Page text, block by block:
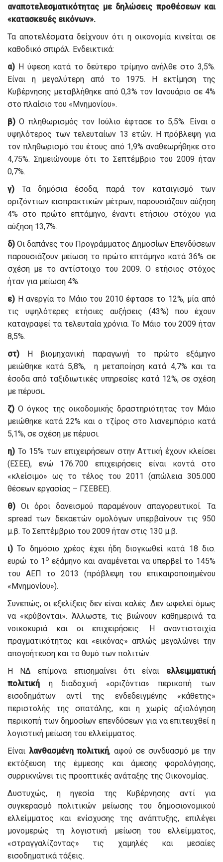
αναποτελεσματικότητας με δηλώσεις προθέσεων και
«κατασκευές εικόνων».
Τα αποτελέσματα δείχνουν ότι η οικονομία κινείται σε
καθοδικό σπιράλ. Ενδεικτικά:
α) Η ύφεση κατά το δεύτερο τρίμηνο ανήλθε στο 3,5%.
Είναι η μεγαλύτερη από το 1975. Η εκτίμηση της
Κυβέρνησης μεταβλήθηκε από 0,3% τον Ιανουάριο σε 4%
στο πλαίσιο του «Μνημονίου».
β) Ο πληθωρισμός τον Ιούλιο έφτασε το 5,5%. Είναι ο
υψηλότερος των τελευταίων 13 ετών. Η πρόβλεψη για
τον πληθωρισμό του έτους από 1,9% αναθεωρήθηκε στο
4,75%. Σημειώνουμε ότι το Σεπτέμβριο του 2009 ήταν
0,7%.
γ) Τα δημόσια έσοδα, παρά τον καταιγισμό των
οριζόντιων εισπρακτικών μέτρων, παρουσιάζουν αύξηση
4% στο πρώτο επτάμηνο, έναντι ετήσιου στόχου για
αύξηση 13,7%.
δ) Οι δαπάνες του Προγράμματος Δημοσίων Επενδύσεων
παρουσιάζουν μείωση το πρώτο επτάμηνο κατά 36% σε
σχέση με το αντίστοιχο του 2009. Ο ετήσιος στόχος
ήταν για μείωση 4%.
ε) Η ανεργία το Μάιο του 2010 έφτασε το 12%, μία από
τις υψηλότερες ετήσιες αυξήσεις (43%) που έχουν
καταγραφεί τα τελευταία χρόνια. Το Μάιο του 2009 ήταν
8,5%.
στ) Η βιομηχανική παραγωγή το πρώτο εξάμηνο
μειώθηκε κατά 5,8%, η μεταποίηση κατά 4,7% και τα
έσοδα από ταξιδιωτικές υπηρεσίες κατά 12%, σε σχέση
με πέρυσι.
ζ) Ο όγκος της οικοδομικής δραστηριότητας τον Μάιο
μειώθηκε κατά 22% και ο τζίρος στο λιανεμπόριο κατά
5,1%, σε σχέση με πέρυσι.
η) Το 15% των επιχειρήσεων στην Αττική έχουν κλείσει
(ΕΣΕΕ), ενώ 176.700 επιχειρήσεις είναι κοντά στο
«κλείσιμο» ως το τέλος του 2011 (απώλεια 305.000
θέσεων εργασίας – ΓΣΕΒΕΕ).
θ) Οι όροι δανεισμού παραμένουν απαγορευτικοί. Τα
spread των δεκαετών ομολόγων υπερβαίνουν τις 950
μ.β. Το Σεπτέμβριο του 2009 ήταν στις 130 μ.β.
ι) Το δημόσιο χρέος έχει ήδη διογκωθεί κατά 18 δισ.
ευρώ το 1 ο εξάμηνο και αναμένεται να υπερβεί το 145%
του ΑΕΠ το 2013 (πρόβλεψη του επικαιροποιημένου
«Μνημονίου»).
Συνεπώς, οι εξελίξεις δεν είναι καλές. Δεν ωφελεί όμως
να «κρύβονται». Άλλωστε, τις βιώνουν καθημερινά τα
νοικοκυριά και οι επιχειρήσεις. Η αναντιστοιχία
πραγματικότητας και «εικόνας» απλώς μεγαλώνει την
απογοήτευση και το θυμό των πολιτών.
Η ΝΔ επίμονα επισημαίνει ότι είναι ελλειμματική
πολιτική η διαδοχική «οριζόντια» περικοπή των
εισοδημάτων αντί της ενδεδειγμένης «κάθετης»
περιστολής της σπατάλης, και η χωρίς αξιολόγηση
περικοπή των δημοσίων επενδύσεων για να επιτευχθεί η
λογιστική μείωση του ελλείμματος.
Είναι λανθασμένη πολιτική, αφού σε συνδυασμό με την
εκτόξευση της έμμεσης και άμεσης φορολόγησης,
συρρικνώνει τις προοπτικές ανάταξης της Οικονομίας.
Δυστυχώς, η ηγεσία της Κυβέρνησης αντί για
συγκερασμό πολιτικών μείωσης του δημοσιονομικού
ελλείμματος και ενίσχυσης της ανάπτυξης, επιλέγει
μονομερώς τη λογιστική μείωση του ελλείμματος,
«στραγγαλίζοντας» τις χαμηλές και μεσαίες
εισοδηματικά τάξεις.